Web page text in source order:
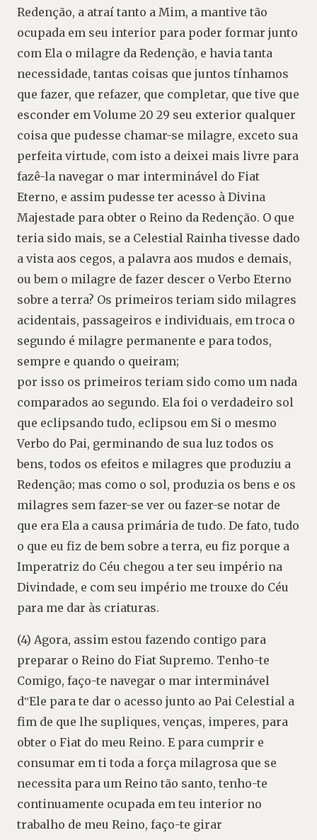
Redenção, a atraí tanto a Mim, a mantive tão
ocupada em seu interior para poder formar junto
com Ela o milagre da Redenção, e havia tanta
necessidade, tantas coisas que juntos tínhamos
que fazer, que refazer, que completar, que tive que
esconder em Volume 20 29 seu exterior qualquer
coisa que pudesse chamar-se milagre, exceto sua
perfeita virtude, com isto a deixei mais livre para
fazê-la navegar o mar interminável do Fiat
Eterno, e assim pudesse ter acesso à Divina
Majestade para obter o Reino da Redenção. O que
teria sido mais, se a Celestial Rainha tivesse dado
a vista aos cegos, a palavra aos mudos e demais,
ou bem o milagre de fazer descer o Verbo Eterno
sobre a terra? Os primeiros teriam sido milagres
acidentais, passageiros e individuais, em troca o
segundo é milagre permanente e para todos,
sempre e quando o queiram;
por isso os primeiros teriam sido como um nada
comparados ao segundo. Ela foi o verdadeiro sol
que eclipsando tudo, eclipsou em Si o mesmo
Verbo do Pai, germinando de sua luz todos os
bens, todos os efeitos e milagres que produziu a
Redenção; mas como o sol, produzia os bens e os
milagres sem fazer-se ver ou fazer-se notar de
que era Ela a causa primária de tudo. De fato, tudo
o que eu fiz de bem sobre a terra, eu fiz porque a
Imperatriz do Céu chegou a ter seu império na
Divindade, e com seu império me trouxe do Céu
para me dar às criaturas.
(4) Agora, assim estou fazendo contigo para
preparar o Reino do Fiat Supremo. Tenho-te
Comigo, faço-te navegar o mar interminável
d‟Ele para te dar o acesso junto ao Pai Celestial a
fim de que lhe supliques, venças, imperes, para
obter o Fiat do meu Reino. E para cumprir e
consumar em ti toda a força milagrosa que se
necessita para um Reino tão santo, tenho-te
continuamente ocupada em teu interior no
trabalho de meu Reino, faço-te girar